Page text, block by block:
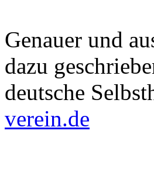
Genauer und
dazu
deutsche
verein.de